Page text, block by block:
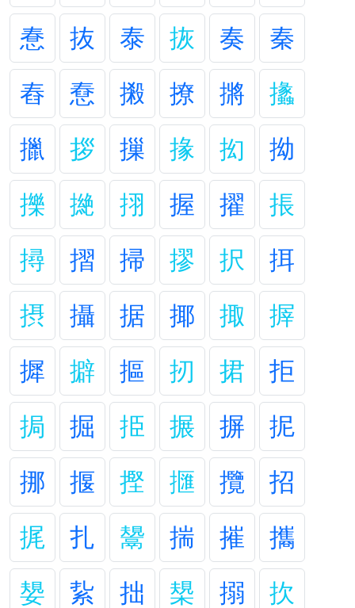
惷 抜 泰 拻 奏
秦
舂
憃 摋 撩 摪
攭
擸
拶 摷 掾 抝
拗
擽
撧 挧 握 擢
掁
撏
摺 掃 摎 択
挕
摂
攝 据 揶 掫
搱
摨
擗 摳 扨 捃
拒
挶
掘 挋 搌 摒
抳
挪
揠 摼 擓 攬
招
捤
扎 鬹 揣 摧
攜
嫢
紥 拙 槼 搦
扻